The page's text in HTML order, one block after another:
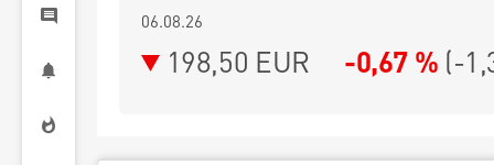
06.08.26
198,50 EUR -0,67 % (-